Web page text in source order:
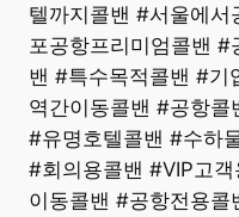
텔까지콜밴 #서울에
포공항프리미엄콜밴
밴 #특수목적콜밴 #기
역간이동콜밴 #공항콜
#유명호텔콜밴 #수하
#회의용콜밴 #VIP고
이동콜밴 #공항전용